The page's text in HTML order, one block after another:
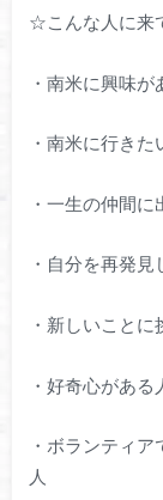
☆こんな人に来
・南米に興味が
・南米に行き
・一生の仲間に
・自分を再発見
・新しいことに
・好奇心がある
・ボランティ
人